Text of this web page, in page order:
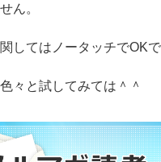
ん。
してはノータッチでOKで
々と試してみては＾＾